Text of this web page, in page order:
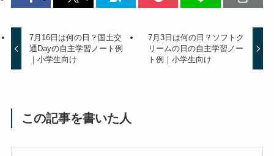
7月16日は何の日？国土交
通Dayの自主学習ノート例
｜小学生向け
7月3日は何の日？ソフトク
リームの日の自主学習ノー
ト例｜小学生向け
この記事を書いた人